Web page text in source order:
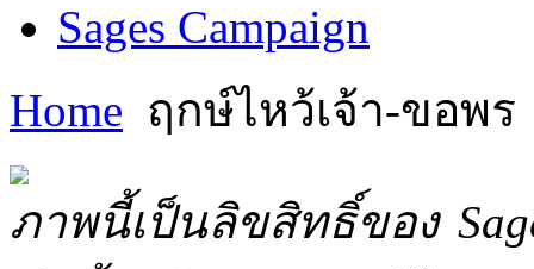
Sages Campaign
Home ฤกษ์ไหว้เจ้า-ขอพร
ภาพนี้เป็นลิขสิทธิ์ของ